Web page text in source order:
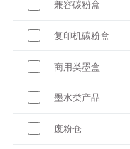
兼容碳粉盒
复印机碳粉盒
商用类墨盒
墨水类产品
废粉仓